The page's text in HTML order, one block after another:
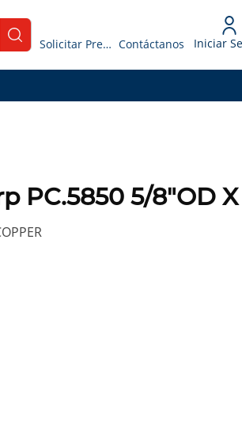
submit search
Solicitar Presupuesto Contáctanos Iniciar
PC.5850 5/8"OD